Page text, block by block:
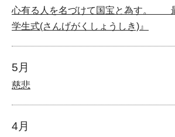
心有る人を名づけて国宝と為す。
学生式(さんげがくしょうしき)』
5月
慈悲
4月